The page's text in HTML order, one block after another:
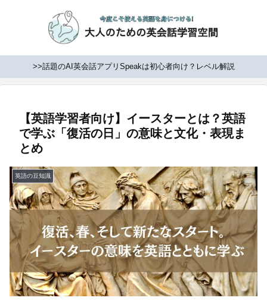
>>話題のAI英会話アプリSpeakは初心者向け？レベル解説
【英語学習者向け】イースターとは？英語
で学ぶ「復活の日」の意味と文化・表現ま
とめ
英語の豆知識